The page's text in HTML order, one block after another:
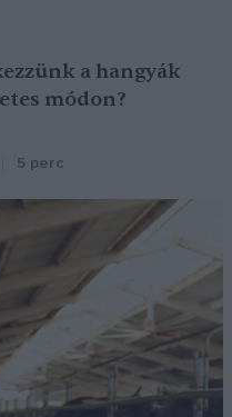
a hangyák
módon?
5 perc